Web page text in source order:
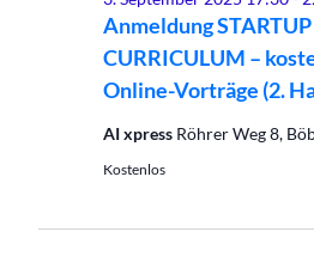
2025
Anmeldung
CURRICULUM –
Online-Vorträge (2.
AI xpress Röhrer Weg 8,
Kostenlos